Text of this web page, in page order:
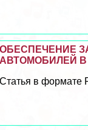
ОБЕСПЕЧЕНИЕ
АВТОМОБИЛЕЙ
Статья в формате